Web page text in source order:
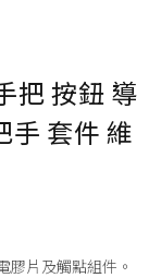
把 按鈕 導
手 套件 維
膠片及觸點組件。